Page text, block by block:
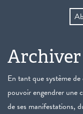
En tant que système
pouvoir engendrer une
de ses manifestations,